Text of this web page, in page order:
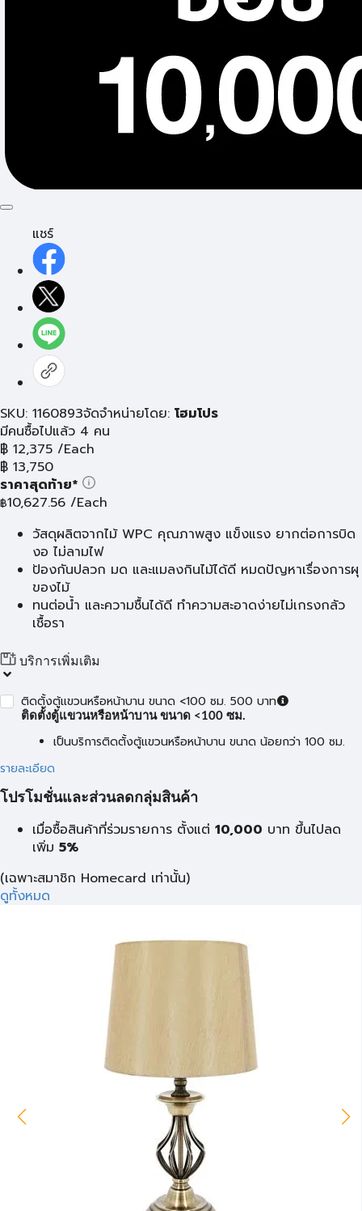
แชร์
SKU: 1160893จัดจำหน่ายโดย: โฮมโปร
มีคนซื้อไปแล้ว 4 คน
฿ 12,375 /Each
฿ 13,750
ราคาสุดท้าย*
฿10,627.56 /Each
วัสดุผลิตจากไม้ WPC คุณภาพสูง แข็งแรง ยากต่อการบิด
งอ ไม่ลามไฟ
ป้องกันปลวก มด และแมลงกินไม้ได้ดี หมดปัญหาเรื่องการผุ
ของไม้
ทนต่อน้ำ และความชื้นได้ดี ทำความสะอาดง่ายไม่เกรงกลัว
เชื้อรา
บริการเพิ่มเติม
ติดตั้งตู้แขวนหรือหน้าบาน ขนาด <100 ซม. 500 บาท
ติดตั้งตู้แขวนหรือหน้าบาน ขนาด <100 ซม.
เป็นบริการติดตั้งตู้แขวนหรือหน้าบาน ขนาด น้อยกว่า 100 ซม.
รายละเอียด
โปรโมชั่นและส่วนลดกลุ่มสินค้า
เมื่อซื้อสินค้าที่ร่วมรายการ ตั้งแต่ 10,000 บาท ขึ้นไปลด
เพิ่ม 5%
(เฉพาะสมาชิก Homecard เท่านั้น)
ดูทั้งหมด